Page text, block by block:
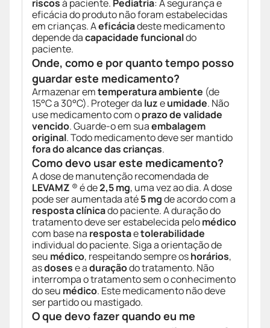
riscosà paciente. Pediatria: A segurança e
eficácia do produto não foram estabelecidas
em crianças. Aeficáciadeste medicamento
depende dacapacidade funcionaldo
paciente.
Onde, como e por quanto tempo posso
guardar este medicamento?
Armazenar emtemperatura ambiente (de
15°C a 30°C). Proteger da luzeumidade. Não
use medicamento com oprazo de validade
vencido. Guarde-o em suaembalagem
original. Todo medicamento deve ser mantido
fora do alcance das crianças.
Como devo usar este medicamento?
A dose de manutenção recomendada de
LEVAMZ ® é de2,5 mg, uma vez ao dia. A dose
pode ser aumentada até5 mgde acordo com a
resposta clínicado paciente. A duração do
tratamento deve ser estabelecida pelomédico
com base na respostaetolerabilidade
individual do paciente. Siga a orientação de
seu médico, respeitando sempre oshorários,
asdosese aduraçãodo tratamento. Não
interrompa o tratamento sem o conhecimento
do seu médico. Este medicamento não deve
ser partido ou mastigado.
O que devo fazer quando eu me